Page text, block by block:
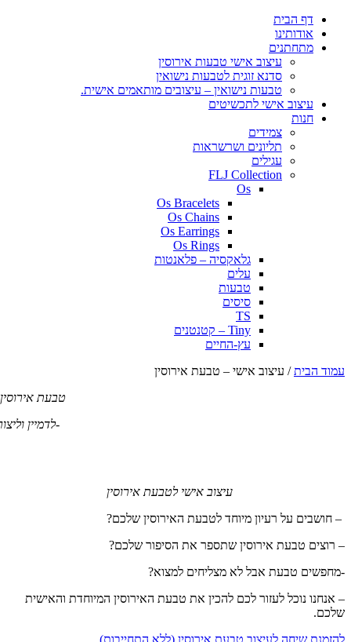
דף הבית
אודותינו
מתחתנים
עיצוב אישי טבעות אירוסין
סדנא זוגית לטבעות נישואין
טבעות נישואין – עיצובים מותאמים אישית.
עיצוב אישי לתכשיטים
חנות
צמידים
תליונים ושרשראות
עגילים
FLJ Collection
Os
Os Bracelets
Os Chains
Os Earrings
Os Rings
גלאקסיה – פלאנטות
עלים
טבעות
סיסים
TS
Tiny – קטנטנים
עץ-החיים
עמוד הבית/ עיצוב אישי – טבעת אירוסין
טבעת אירוסין
-לדמיין וליצור.
עיצוב אישי לטבעת אירוסין
– חושבים על רעיון מיוחד לטבעת האירוסין שלכם?
– רוצים טבעת אירוסין שתספר את הסיפור שלכם?
-מחפשים טבעת אבל לא מצליחים למצוא?
– אנחנו נוכל לעזור לכם להכין את טבעת האירוסין המיוחדת והאישית
שלכם.
להזמנת שיחה לעיצוב טבעת אירוסין (ללא התחייבות)